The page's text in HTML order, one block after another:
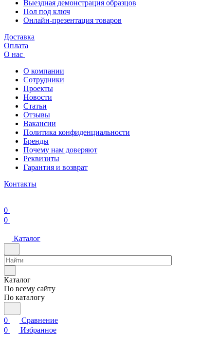
Выездная демонстрация образцов
Пол под ключ
Онлайн-презентация товаров
Доставка
Оплата
О нас
О компании
Сотрудники
Проекты
Новости
Статьи
Отзывы
Вакансии
Политика конфиденциальности
Бренды
Почему нам доверяют
Реквизиты
Гарантия и возврат
Контакты
0
0
Каталог
Каталог
По всему сайту
По каталогу
0
Сравнение
0
Избранное